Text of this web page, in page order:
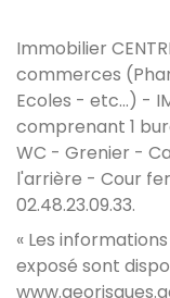
Immobilier
commerces
Ecoles - etc...) -
comprenant 1
WC - Grenier -
l'arrière - Cour
02.48.23.09.33.
« Les
exposé sont